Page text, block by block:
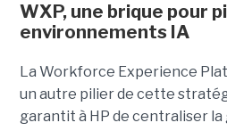
WXP, une brique pour
environnements IA
La Workforce Experience
un autre pilier de cette
garantit à HP de centraliser